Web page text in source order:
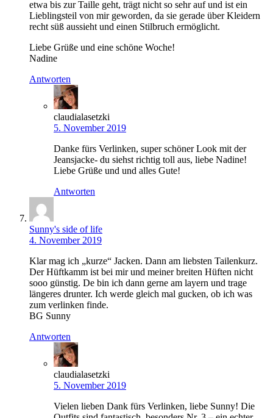
etwa bis zur Taille geht, trägt nicht so sehr auf und ist ein
Lieblingsteil von mir geworden, da sie gerade über Kleidern
recht süß aussieht und einen Stilbruch ermöglicht.
Liebe Grüße und eine schöne Woche!
Nadine
Antworten
claudialasetzki
5. November 2019
Danke fürs Verlinken, super schöner Look mit der
Jeansjacke- du siehst richtig toll aus, liebe Nadine!
Liebe Grüße und und alles Gute!
Antworten
Sunny's side of life
4. November 2019
Klar mag ich „kurze“ Jacken. Dann am liebsten Tailenkurz.
Der Hüftkamm ist bei mir und meiner breiten Hüften nicht
sooo günstig. De bin ich dann gerne am layern und trage
längeres drunter. Ich werde gleich mal gucken, ob ich was
zum verlinken finde.
BG Sunny
Antworten
claudialasetzki
5. November 2019
Vielen lieben Dank fürs Verlinken, liebe Sunny! Die